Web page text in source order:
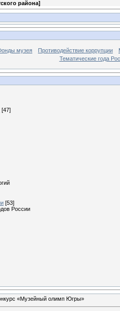
района]
музея Противодействие коррупции
Тематические года
[47]
[53]
России
«Музейный олимп Югры»